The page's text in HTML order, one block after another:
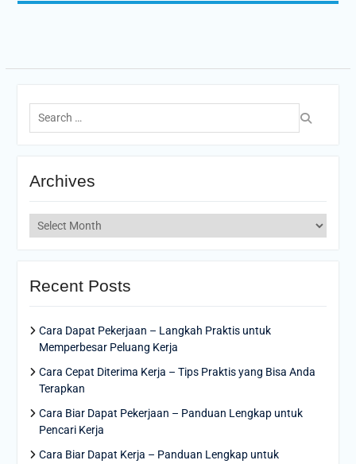
Search
for:
Archives
Archives
Recent Posts
Cara Dapat Pekerjaan – Langkah Praktis untuk
Memperbesar Peluang Kerja
Cara Cepat Diterima Kerja – Tips Praktis yang Bisa Anda
Terapkan
Cara Biar Dapat Pekerjaan – Panduan Lengkap untuk
Pencari Kerja
Cara Biar Dapat Kerja – Panduan Lengkap untuk